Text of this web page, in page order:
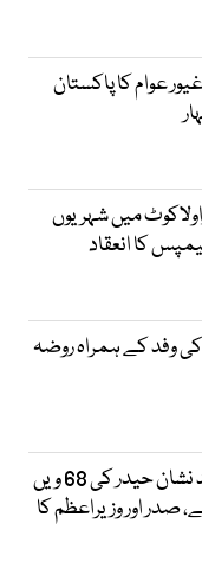
عوام کا پاکستان
میں شہریوں
کا انعقاد
وفد کے ہمراہ روضہ
میجر طفیل محمد شہید نشان حیدر کی 68 ویں
صدر اور وزیراعظم کا